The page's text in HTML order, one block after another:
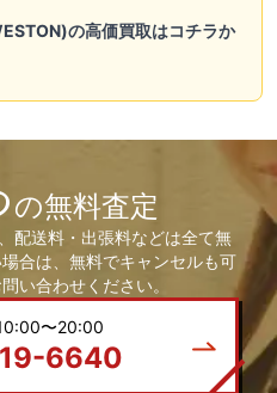
の高価買取はコチラか
の無料査定
配送料・出張料などは全て無
合は、無料でキャンセルも可
い合わせください。
〜20:00
6640